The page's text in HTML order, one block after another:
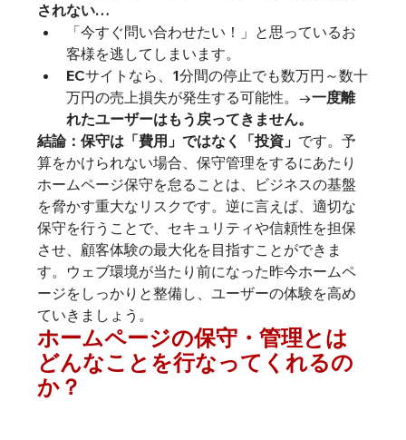
されない…
「今すぐ問い合わせたい！」と思っているお
客様を逃してしまいます。
ECサイトなら、1分間の停止でも数万円～数十
万円の売上損失が発生する可能性。→一度離
れたユーザーはもう戻ってきません。
結論：保守は「費用」ではなく「投資」 です。予
算をかけられない場合、保守管理をするにあたり
ホームページ保守を怠ることは、ビジネスの基盤
を脅かす重大なリスクです。逆に言えば、適切な
保守を行うことで、セキュリティや信頼性を担保
させ、顧客体験の最大化を目指すことができま
す。ウェブ環境が当たり前になった昨今ホームペ
ージをしっかりと整備し、ユーザーの体験を高め
ていきましょう。
ホームページの保守・管理とは
どんなことを行なってくれるの
か？